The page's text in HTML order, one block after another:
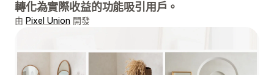
轉化為實際收益的功能吸引用戶。
由 Pixel Union 開發